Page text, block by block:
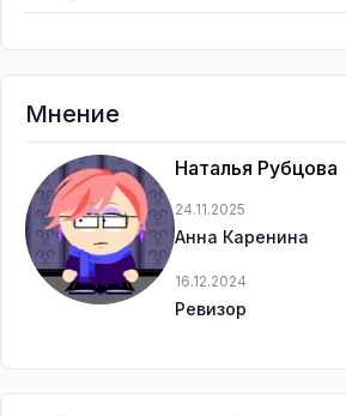
Мнение
Наталья Рубцова
24.11.2025
Анна Каренина
16.12.2024
Ревизор